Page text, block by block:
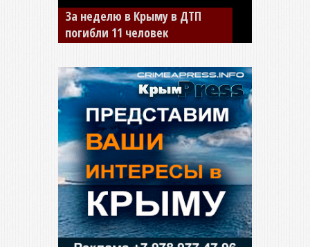
В Джанкое водитель ВАЗа
сбил двух детей на «зебре»